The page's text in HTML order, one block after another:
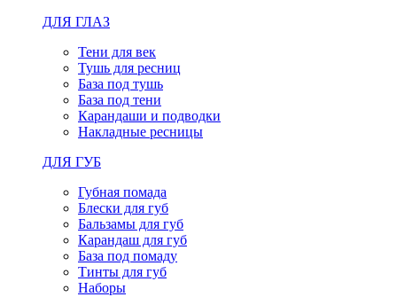
ДЛЯ ГЛАЗ
Тени для век
Тушь для ресниц
База под тушь
База под тени
Карандаши и подводки
Накладные ресницы
ДЛЯ ГУБ
Губная помада
Блески для губ
Бальзамы для губ
Карандаш для губ
База под помаду
Тинты для губ
Наборы